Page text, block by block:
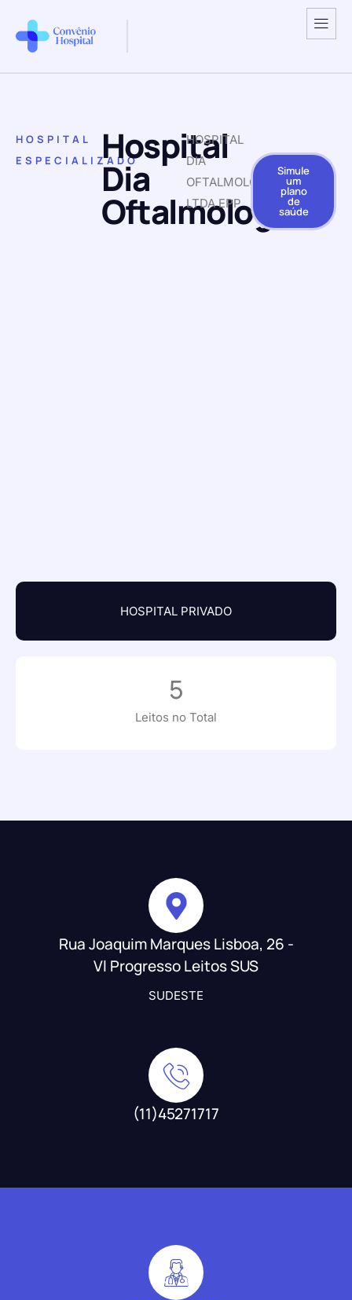
HOSPITAL
ESPECIALIZADOHospital
Dia
Oftalmologico
HOSPITAL
DIA
OFTALMOLOGICO
LTDA EPP
Simule
um
plano
de
saúde
HOSPITAL PRIVADO
Leitos no Total
5
Rua Joaquim Marques Lisboa, 26 -
Vl Progresso Leitos SUS
SUDESTE
(11)45271717